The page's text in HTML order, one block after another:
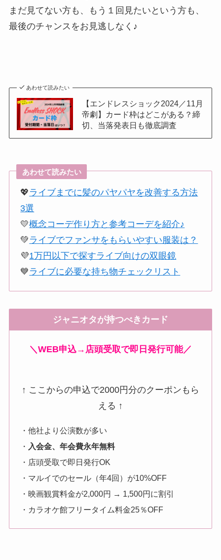
まだ見てない方も、もう１回見たいという方も、
最後のチャンスをお見逃しなく♪
あわせて読みたい
【エンドレスショック2024／11月
帝劇】カード枠はどこがある？締
切、当落発表日も徹底調査
あわせて読みたい
💖 ライブまでに髪のパヤパヤを改善する方法
3選
💛概念コーデ作り方と参考コーデを紹介♪
💚 ライブでファンサをもらいやすい服装は？
💜1万円以下で探すライブ向けの双眼鏡
💙 ライブに必要な持ち物チェックリスト
ジャニオタが持つべきカード
＼WEB申込→店頭受取で即日発行可能／
↑ ここからの申込で2000円分のクーポンもら
える ↑
・他社より公演数が多い
・ 入会金、年会費永年無料
・店頭受取で即日発行OK
・マルイでのセール（年4回）が10%OFF
・映画観賞料金が2,000円 → 1,500円に割引
・カラオケ館フリータイム料金25％OFF